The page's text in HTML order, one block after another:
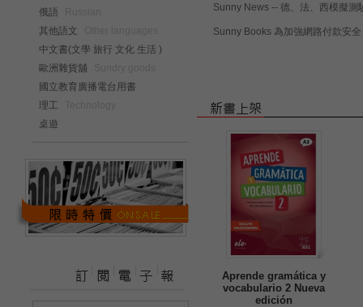
俄語
其他語文
中文書(文學 旅行 文化 生活 )
歐洲雜貨舖
國立教育廣播電台用書
理工
桌遊
Sunny News -- 德、法、西模擬
Sunny Books 為加強網路付款安
Aprende gramática y
vocabulario 2 Nueva
edición